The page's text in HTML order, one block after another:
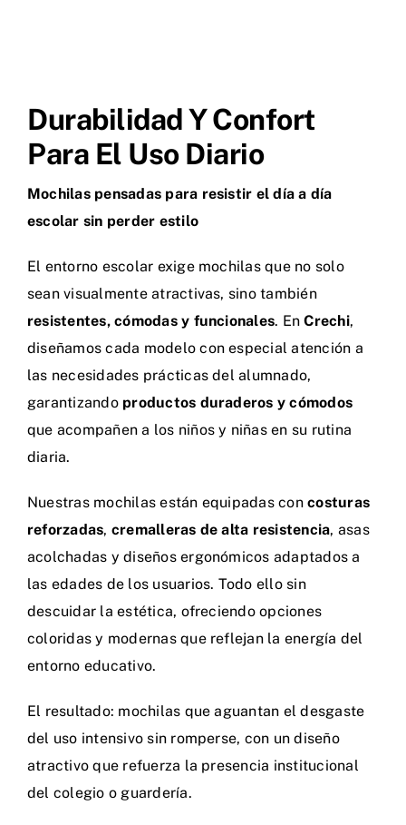
Durabilidad Y Confort
Para El Uso Diario
Mochilas pensadas para resistir el día a día
escolar sin perder estilo
El entorno escolar exige mochilas que no solo
sean visualmente atractivas, sino también
resistentes, cómodas y funcionales. EnCrechi,
diseñamos cada modelo con especial atención a
las necesidades prácticas del alumnado,
garantizando productos duraderos y cómodos
que acompañen a los niños y niñas en su rutina
diaria.
Nuestras mochilas están equipadas concosturas
reforzadas, cremalleras de alta resistencia, asas
acolchadas y diseños ergonómicos adaptados a
las edades de los usuarios. Todo ello sin
descuidar la estética, ofreciendo opciones
coloridas y modernas que reflejan la energía del
entorno educativo.
El resultado: mochilas que aguantan el desgaste
del uso intensivo sin romperse, con un diseño
atractivo que refuerza la presencia institucional
del colegio o guardería.